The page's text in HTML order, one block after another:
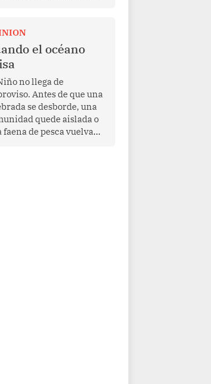
de este año por el
estadounidense
Trump, con el fin de
al crimen
organizado y
de drogas.
el océano
no llega de
Antes de que una
se desborde, una
quede aislada o
faena de pesca vuelva